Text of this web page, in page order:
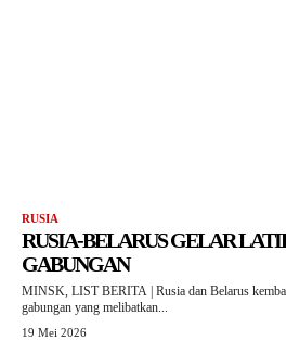
RUSIA
RUSIA-BELARUS GELAR
GABUNGAN
MINSK, LIST BERITA | Rusia dan Belarus
gabungan yang melibatkan...
19 Mei 2026